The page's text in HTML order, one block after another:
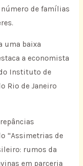
de famílias
uma baixa
a economista
Instituto de
Rio de Janeiro
“Assimetrias de
rumos da
em parceria